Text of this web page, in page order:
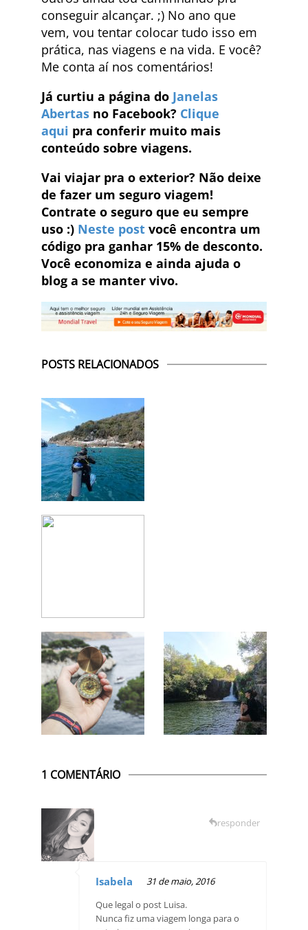
conseguir alcançar. ;) No ano que
vem, vou tentar colocar tudo isso em
prática, nas viagens e na vida. E você?
Me conta aí nos comentários!
Já curtiu a página do Janelas
Abertas no Facebook? Clique
aqui pra conferir muito mais
conteúdo sobre viagens.
Vai viajar pra o exterior? Não deixe
de fazer um seguro viagem!
Contrate o seguro que eu sempre
uso :) Neste post você encontra um
código pra ganhar 15% de desconto.
Você economiza e ainda ajuda o
blog a se manter vivo.
POSTS RELACIONADOS
1 COMENTÁRIO
Isabela
31 de maio, 2016
Que legal o post Luisa.
Nunca fiz uma viagem longa para o
responder